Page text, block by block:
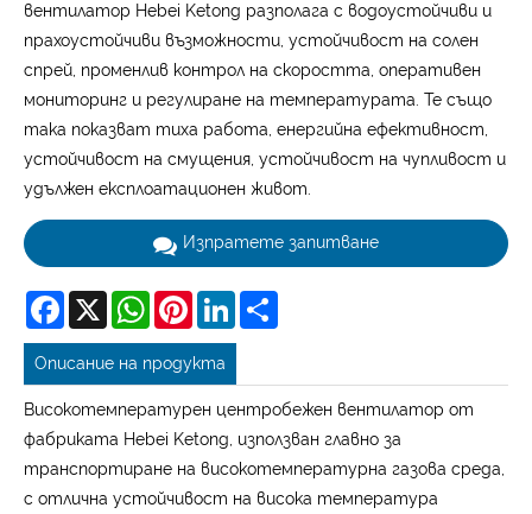
вентилатор Hebei Ketong разполага с водоустойчиви и
прахоустойчиви възможности, устойчивост на солен
спрей, променлив контрол на скоростта, оперативен
мониторинг и регулиране на температурата. Те също
така показват тиха работа, енергийна ефективност,
устойчивост на смущения, устойчивост на чупливост и
удължен експлоатационен живот.
Изпратете запитване
Facebook
X WhatsAppPinterestLinkedIn
Описание на продукта
Високотемпературен центробежен вентилатор от
фабриката Hebei Ketong, използван главно за
транспортиране на високотемпературна газова среда,
с отлична устойчивост на висока температура